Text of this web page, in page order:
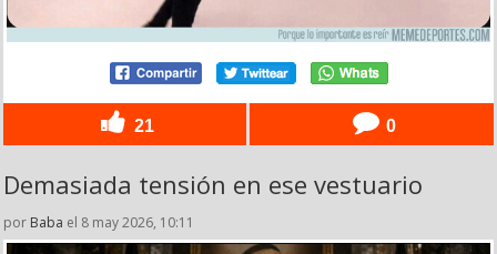
21 0
Demasiada tensión en ese vestuario
por Baba el 8 may 2026, 10:11